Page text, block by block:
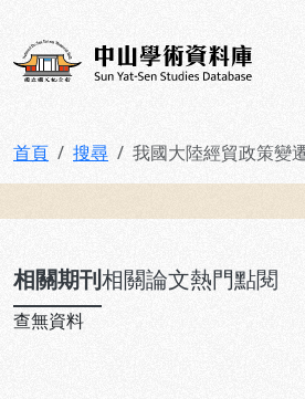
中山學術資料庫
首頁 搜尋 我國大陸經貿政策變
相關期刊相關論文熱門點閱
查無資料